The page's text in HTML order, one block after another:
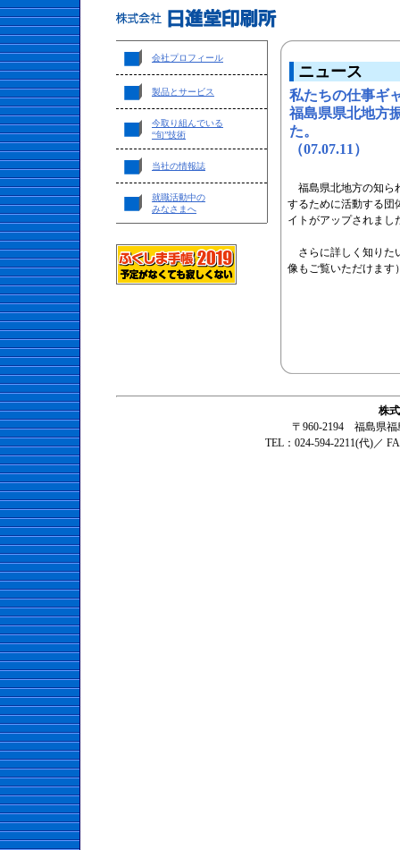
会社プロフィール
製品とサービス
今取り組んでいる
“旬”技術
当社の情報誌
就職活動中の
みなさまへ
ニュース
私たちの仕事ギ
福島県県北地方
た。
（07.07.11）
福島県北地方の知ら
するために活動する団
イトがアップされまし
さらに詳しく知りた
像もご覧いただけます
株
〒960-2194 福島県福
TEL：024-594-2211(代)／